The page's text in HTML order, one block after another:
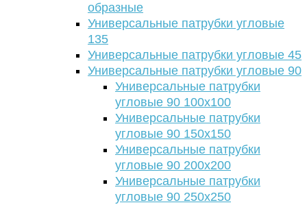
образные
Универсальные патрубки угловые
135
Универсальные патрубки угловые 45
Универсальные патрубки угловые 90
Универсальные патрубки
угловые 90 100х100
Универсальные патрубки
угловые 90 150х150
Универсальные патрубки
угловые 90 200х200
Универсальные патрубки
угловые 90 250х250